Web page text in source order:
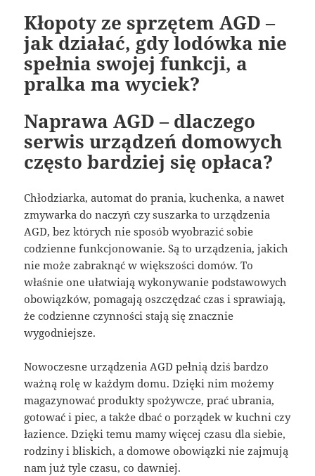
Kłopoty ze sprzętem AGD –
jak działać, gdy lodówka nie
spełnia swojej funkcji, a
pralka ma wyciek?
Naprawa AGD – dlaczego
serwis urządzeń domowych
często bardziej się opłaca?
Chłodziarka, automat do prania, kuchenka, a nawet
zmywarka do naczyń czy suszarka to urządzenia
AGD, bez których nie sposób wyobrazić sobie
codzienne funkcjonowanie. Są to urządzenia, jakich
nie może zabraknąć w większości domów. To
właśnie one ułatwiają wykonywanie podstawowych
obowiązków, pomagają oszczędzać czas i sprawiają,
że codzienne czynności stają się znacznie
wygodniejsze.
Nowoczesne urządzenia AGD pełnią dziś bardzo
ważną rolę w każdym domu. Dzięki nim możemy
magazynować produkty spożywcze, prać ubrania,
gotować i piec, a także dbać o porządek w kuchni czy
łazience. Dzięki temu mamy więcej czasu dla siebie,
rodziny i bliskich, a domowe obowiązki nie zajmują
nam już tyle czasu, co dawniej.